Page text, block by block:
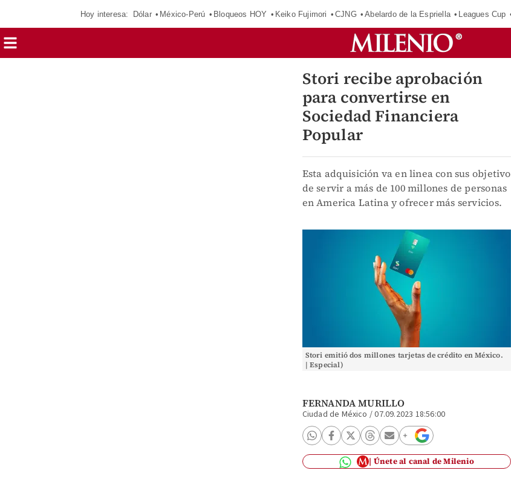
Hoy interesa: Dólar México-Perú Bloqueos HOY Keiko Fujimori CJNG Abelardo de la Espriella Leagues Cup
Stori recibe aprobación
para convertirse en
Sociedad Financiera
Popular
Esta adquisición va en linea con sus objetivo
de servir a más de 100 millones de personas
en America Latina y ofrecer más servicios.
Stori emitió dos millones tarjetas de crédito en México.
| Especial)
FERNANDA MURILLO
Ciudad de México /07.09.2023 18:56:00
Únete al canal de Milenio